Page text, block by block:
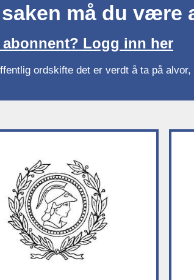
må du være
abonnent? Logg inn her
ordskifte det er verdt å ta på